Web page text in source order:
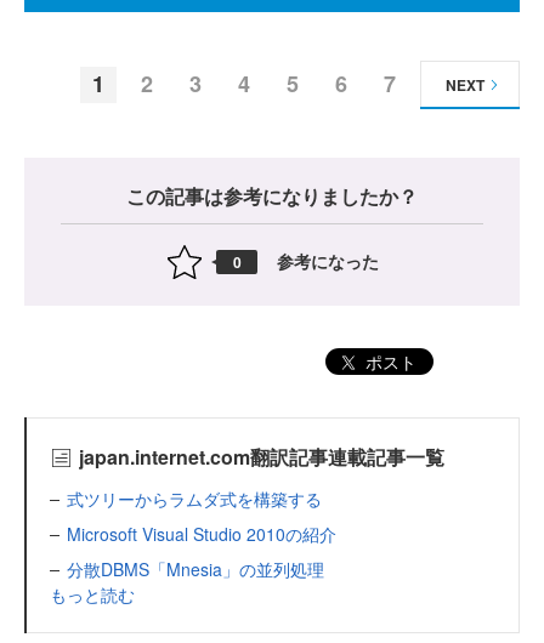
1 2 3 4 5 6 7 NEXT
この記事は参考になりましたか？
0 参考になった
ポスト
japan.internet.com翻訳記事連載記事一覧
式ツリーからラムダ式を構築する
Microsoft Visual Studio 2010の紹介
分散DBMS「Mnesia」の並列処理
もっと読む